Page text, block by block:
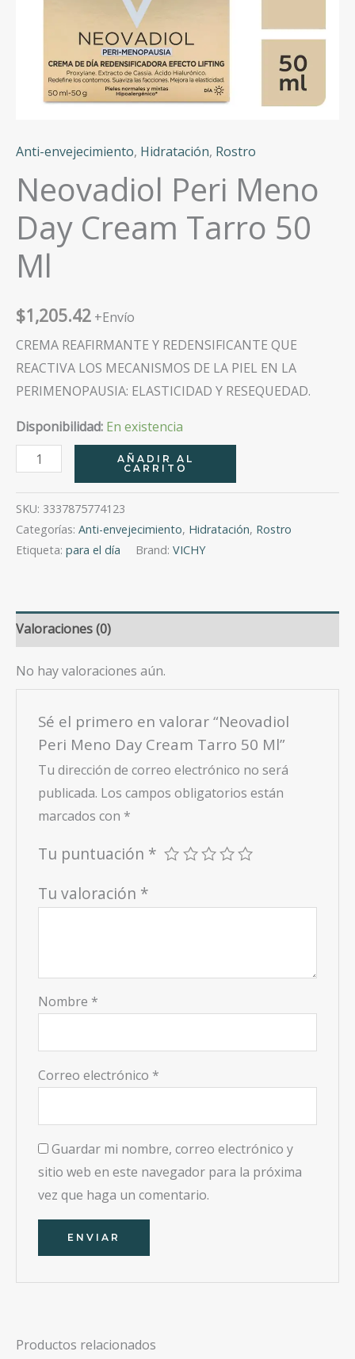
Anti-envejecimiento, Hidratación, Rostro
Neovadiol Peri Meno
Day Cream Tarro 50
Ml
$1,205.42 +Envío
CREMA REAFIRMANTE Y REDENSIFICANTE QUE
REACTIVA LOS MECANISMOS DE LA PIEL EN LA
PERIMENOPAUSIA: ELASTICIDAD Y RESEQUEDAD.
Disponibilidad: En existencia
Neovadiol
Peri
Meno
Day
Cream
Ml
cantidad
AÑADIR AL
CARRITO
SKU: 3337875774123
Categorías: Anti-envejecimiento, Hidratación, Rostro
Etiqueta: para el día Brand: VICHY
Valoraciones (0)
No hay valoraciones aún.
Sé el primero en valorar “Neovadiol
Peri Meno Day Cream Tarro 50 Ml”
Tu dirección de correo electrónico no será
publicada. Los campos obligatorios están
marcados con *
Tu puntuación *
Tu valoración *
Nombre *
Correo electrónico *
Guardar mi nombre, correo electrónico y
sitio web en este navegador para la próxima
vez que haga un comentario.
Productos relacionados